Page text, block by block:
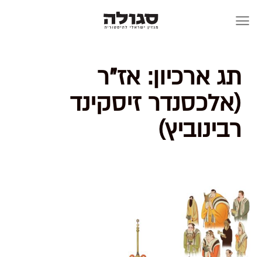
תג ארכיון: אז"ר
(אלכסנדר זיסקינד
רבינוביץ)